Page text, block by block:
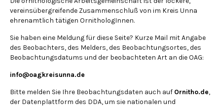
vereinsübergreifende Zusammenschluß von im Kreis Unna
ehrenamtlich tätigen OrnithologInnen.
Sie haben eine Meldung für diese Seite? Kurze Mail mit Angabe
des Beobachters, des Melders, des Beobachtungsortes, des
Beobachtungsdatums und der beobachteten Art an die OAG:
info@oagkreisunna.de
Bitte melden Sie Ihre Beobachtungsdaten auch auf Ornitho.de,
der Datenplattform des DDA, um sie nationalen und